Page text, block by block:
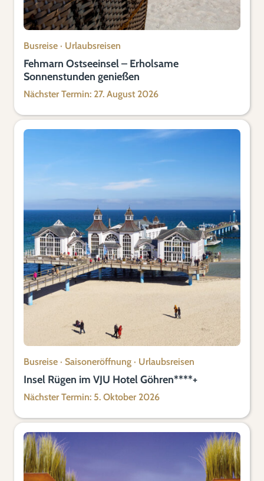
Busreise · Urlaubsreisen
Fehmarn Ostseeinsel – Erholsame
Sonnenstunden genießen
Nächster Termin: 27. August 2026
Busreise · Saisoneröffnung · Urlaubsreisen
Insel Rügen im VJU Hotel Göhren****+
Nächster Termin: 5. Oktober 2026